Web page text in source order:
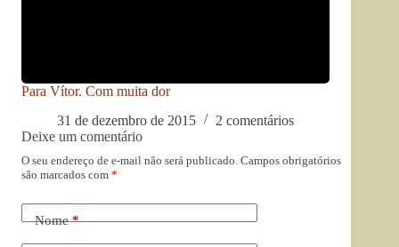
Para Vítor. Com muita dor
31 de dezembro de 2015
2 comentários
Deixe um comentário
O seu endereço de e-mail não será publicado. Campos obrigatórios
são marcados com *
Nome*